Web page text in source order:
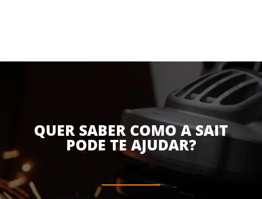
QUER SABER COMO A SAIT
PODE TE AJUDAR?